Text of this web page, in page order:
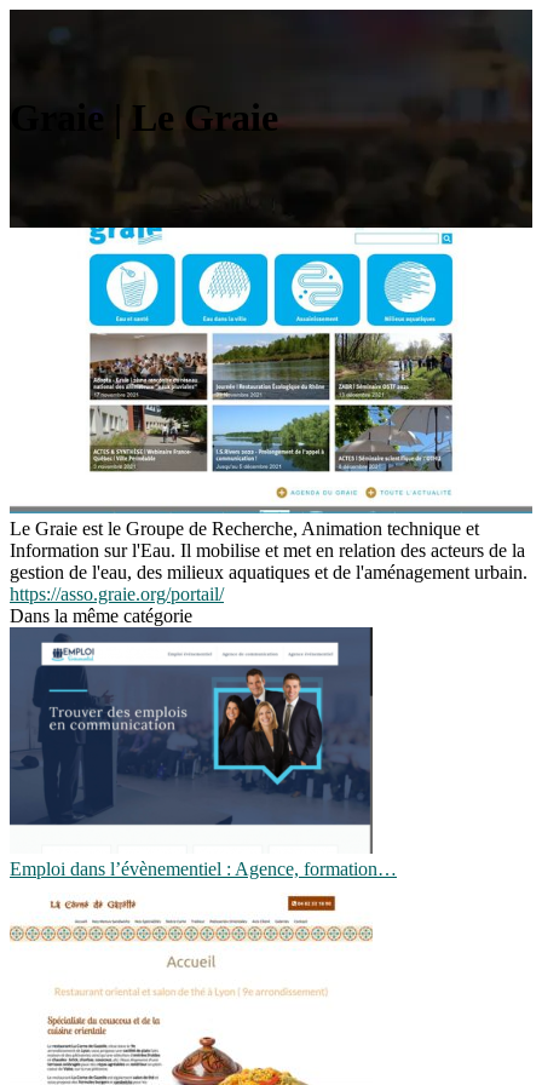
Graie | Le Graie
Le Graie est le Groupe de Recherche, Animation technique et
Information sur l'Eau. Il mobilise et met en relation des acteurs de la
gestion de l'eau, des milieux aquatiques et de l'aménagement urbain.
https://asso.graie.org/portail/
Dans la même catégorie
Emploi dans l’évènementiel : Agence, formation…